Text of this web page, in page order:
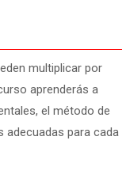
multiplicar por
aprenderás a
el método de
adecuadas para cada